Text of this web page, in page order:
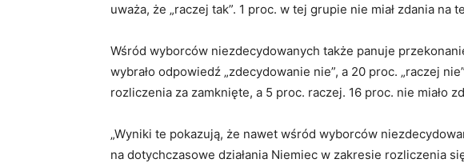
uważa, że „raczej tak”. 1 proc. w tej grupie nie miał zdania na
Wśród wyborców niezdecydowanych także panuje
wybrało odpowiedź „zdecydowanie nie”, a 20 proc. „raczej
rozliczenia za zamknięte, a 5 proc. raczej. 16 proc. nie miało
„Wyniki te pokazują, że nawet wśród wyborców
na dotychczasowe działania Niemiec w zakresie rozliczenia